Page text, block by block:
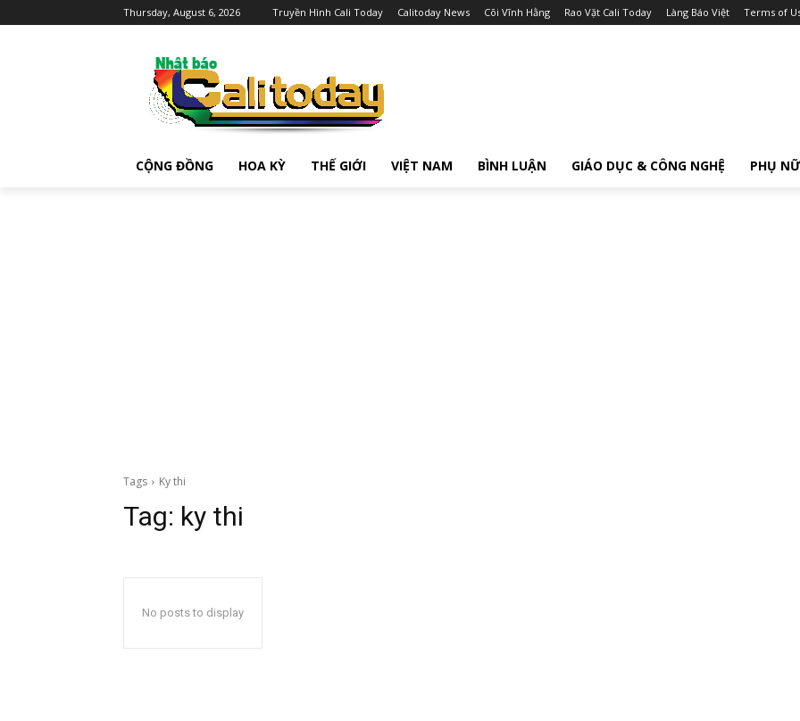
Thursday, August 6, 2026 Truyền Hình Cali Today Calitoday News Cõi Vĩnh Hằng Rao Vặt Cali Today Làng Báo Việt Terms of
CỘNG ĐỒNG HOA KỲ THẾ GIỚI VIỆT NAM BÌNH LUẬN GIÁO DỤC & CÔNG NGHỆ PHỤ NỮ
Tags Ky thi
Tag: ky thi
No posts to display